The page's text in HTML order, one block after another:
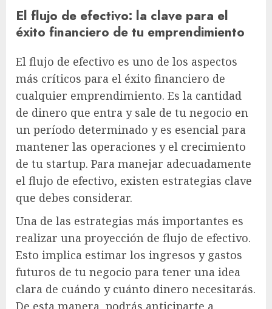
El flujo de efectivo: la clave para el
éxito financiero de tu emprendimiento
El flujo de efectivo es uno de los aspectos
más críticos para el éxito financiero de
cualquier emprendimiento. Es la cantidad
de dinero que entra y sale de tu negocio en
un período determinado y es esencial para
mantener las operaciones y el crecimiento
de tu startup. Para manejar adecuadamente
el flujo de efectivo, existen estrategias clave
que debes considerar.
Una de las estrategias más importantes es
realizar una proyección de flujo de efectivo.
Esto implica estimar los ingresos y gastos
futuros de tu negocio para tener una idea
clara de cuándo y cuánto dinero necesitarás.
De esta manera, podrás anticiparte a